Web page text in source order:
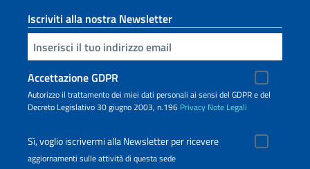
Iscriviti alla nostra Newsletter
Inserisci la tua email
Accettazione GDPR
Autorizzo il trattamento dei miei dati personali ai sensi del GDPR e del
Decreto Legislativo 30 giugno 2003, n.196 Privacy Note Legali
Sì, voglio iscrivermi alla Newsletter per ricevere
aggiornamenti sulle attività di questa sede